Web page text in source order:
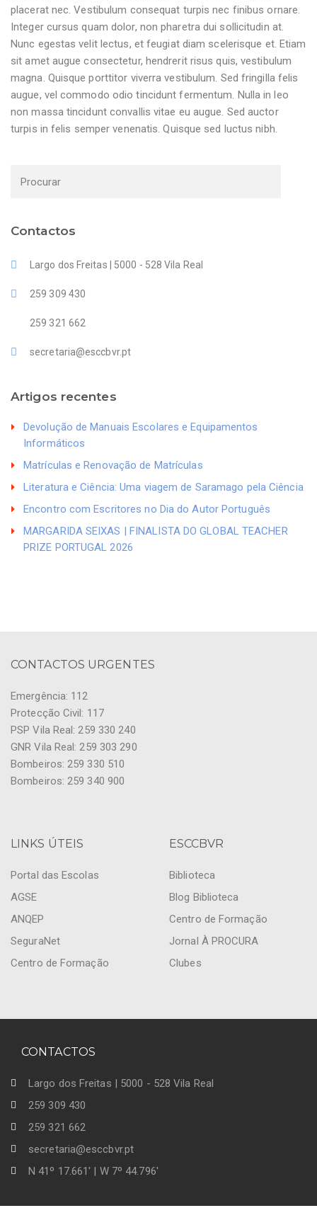
placerat nec. Vestibulum consequat turpis nec finibus ornare.
Integer cursus quam dolor, non pharetra dui sollicitudin at.
Nunc egestas velit lectus, et feugiat diam scelerisque et. Etiam
sit amet augue consectetur, hendrerit risus quis, vestibulum
magna. Quisque porttitor viverra vestibulum. Sed fringilla felis
augue, vel commodo odio tincidunt fermentum. Nulla in leo
non massa tincidunt convallis vitae eu augue. Sed auctor
turpis in felis semper venenatis. Quisque sed luctus nibh.
Contactos
Largo dos Freitas | 5000 - 528 Vila Real
259 309 430
259 321 662
secretaria@esccbvr.pt
Artigos recentes
Devolução de Manuais Escolares e Equipamentos
Informáticos
Matrículas e Renovação de Matrículas
Literatura e Ciência: Uma viagem de Saramago pela Ciência
Encontro com Escritores no Dia do Autor Português
MARGARIDA SEIXAS | FINALISTA DO GLOBAL TEACHER
PRIZE PORTUGAL 2026
CONTACTOS URGENTES
Emergência: 112
Protecção Civil: 117
PSP Vila Real: 259 330 240
GNR Vila Real: 259 303 290
Bombeiros: 259 330 510
Bombeiros: 259 340 900
LINKS ÚTEIS
Portal das Escolas
AGSE
ANQEP
SeguraNet
Centro de Formação
ESCCBVR
Biblioteca
Blog Biblioteca
Centro de Formação
Jornal À PROCURA
Clubes
CONTACTOS
Largo dos Freitas | 5000 - 528 Vila Real
259 309 430
259 321 662
secretaria@esccbvr.pt
N 41º 17.661' | W 7º 44.796'